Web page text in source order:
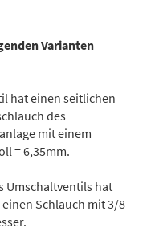
Varianten
hat einen seitlichen
des
mit einem
= 6,35mm.
Umschaltventils hat
Schlauch mit 3/8